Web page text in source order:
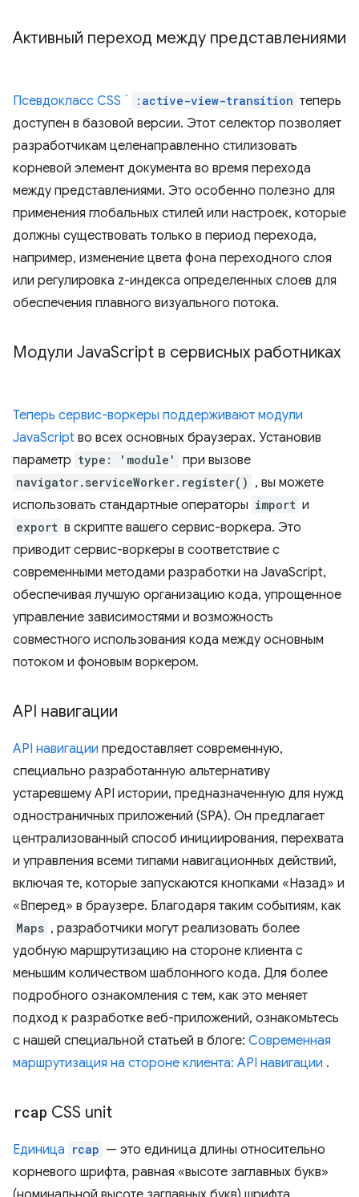
Активный переход между представлениями
Псевдокласс CSS ` :active-view-transition теперь
доступен в базовой версии. Этот селектор позволяет
разработчикам целенаправленно стилизовать
корневой элемент документа во время перехода
между представлениями. Это особенно полезно для
применения глобальных стилей или настроек, которые
должны существовать только в период перехода,
например, изменение цвета фона переходного слоя
или регулировка z-индекса определенных слоев для
обеспечения плавного визуального потока.
Модули JavaScript в сервисных работниках
Теперь сервис-воркеры поддерживают модули
JavaScript во всех основных браузерах. Установив
параметр type: 'module' при вызове
navigator.serviceWorker.register() , вы можете
использовать стандартные операторы import и
export в скрипте вашего сервис-воркера. Это
приводит сервис-воркеры в соответствие с
современными методами разработки на JavaScript,
обеспечивая лучшую организацию кода, упрощенное
управление зависимостями и возможность
совместного использования кода между основным
потоком и фоновым воркером.
API навигации
API навигации предоставляет современную,
специально разработанную альтернативу
устаревшему API истории, предназначенную для нужд
одностраничных приложений (SPA). Он предлагает
централизованный способ инициирования, перехвата
и управления всеми типами навигационных действий,
включая те, которые запускаются кнопками «Назад» и
«Вперед» в браузере. Благодаря таким событиям, как
Maps , разработчики могут реализовать более
удобную маршрутизацию на стороне клиента с
меньшим количеством шаблонного кода. Для более
подробного ознакомления с тем, как это меняет
подход к разработке веб-приложений, ознакомьтесь
с нашей специальной статьей в блоге: Современная
маршрутизация на стороне клиента: API навигации .
rcap CSS unit
Единица rcap — это единица длины относительно
корневого шрифта, равная «высоте заглавных букв»